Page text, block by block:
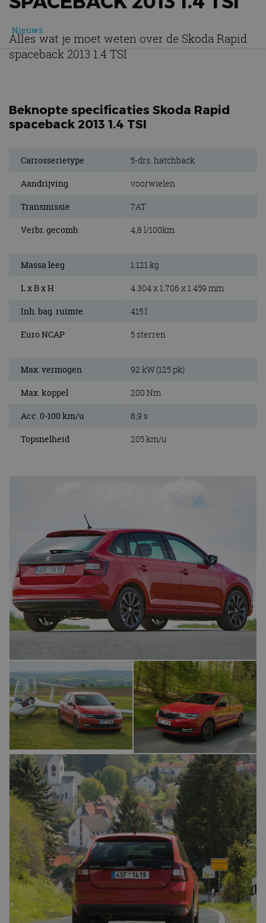
Nieuws
Alles wat je moet weten over de Skoda Rapid
spaceback 2013 1.4 TSI
Beknopte specificaties Skoda Rapid
spaceback 2013 1.4 TSI
Carrosserietype 5-drs. hatchback
Aandrijving voorwielen
Transmissie 7AT
Verbr. gecomb. 4,8 l/100km
Massa leeg 1.121 kg
L x B x H 4.304 x 1.706 x 1.459 mm
Inh. bag. ruimte. 415 l
Euro NCAP 5 sterren
Max. vermogen 92 kW (125 pk)
Max. koppel 200 Nm
Acc. 0-100 km/u 8,9 s
Topsnelheid 205 km/u